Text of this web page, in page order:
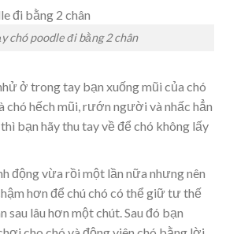
chó poodle đi bằng 2 chân
ở trong tay bạn xuống mũi của chó
chó hếch mũi, rướn người và nhấc hẳn
bạn hãy thu tay về để chó không lấy
động vừa rồi một lần nữa nhưng nên
hơn để chú chó có thể giữ tư thế
sau lâu hơn một chút. Sau đó bạn